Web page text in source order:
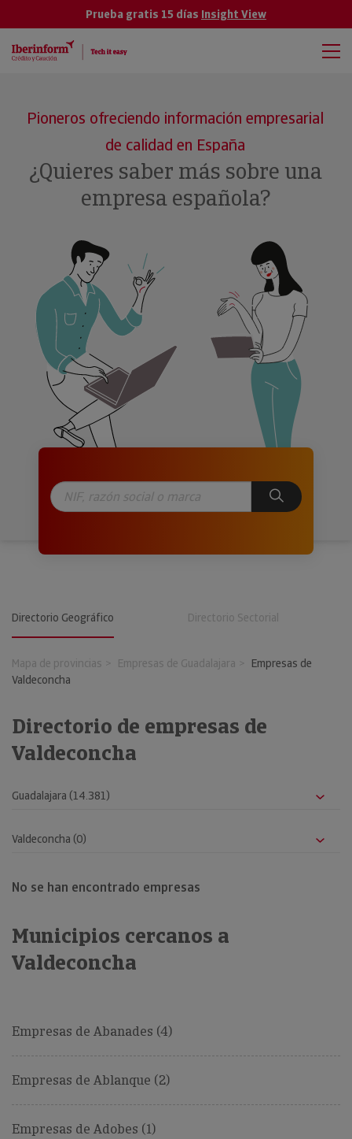
Prueba gratis 15 días Insight View
Pioneros ofreciendo información empresarial
de calidad en España
¿Quieres saber más sobre una
empresa española?
Directorio Geográfico Directorio Sectorial
Mapa de provincias Empresas de Guadalajara
Empresas de
Valdeconcha
Directorio de empresas de
Valdeconcha
No se han encontrado empresas
Municipios cercanos a
Valdeconcha
Empresas de Abanades (4)
Empresas de Ablanque (2)
Empresas de Adobes (1)